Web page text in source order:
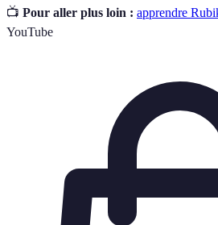
📺 Pour aller plus loin : apprendre
YouTube